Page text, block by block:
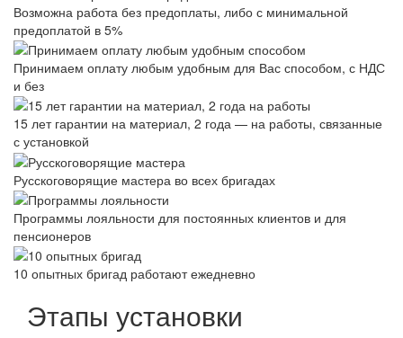
Возможна работа без предоплаты, либо с минимальной
предоплатой в 5%
Принимаем оплату любым удобным для Вас способом, с НДС
и без
15 лет гарантии на материал, 2 года — на работы, связанные
с установкой
Русскоговорящие мастера во всех бригадах
Программы лояльности для постоянных клиентов и для
пенсионеров
10 опытных бригад работают ежедневно
Этапы установки